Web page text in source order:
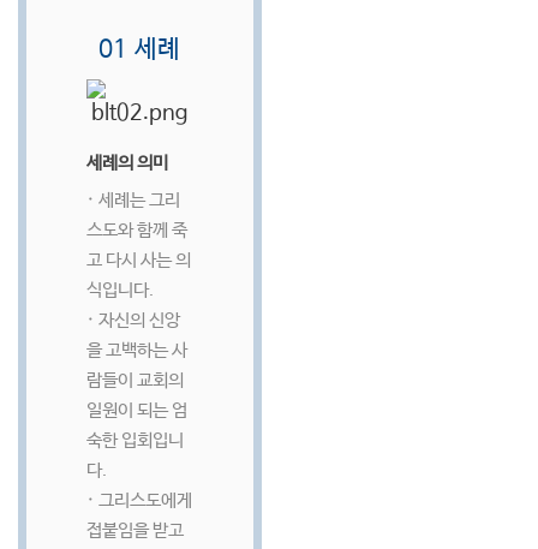
01 세례
세례의 의미
· 세례는 그리
스도와 함께 죽
고 다시 사는 의
식입니다.
· 자신의 신앙
을 고백하는 사
람들이 교회의
일원이 되는 엄
숙한 입회입니
다.
· 그리스도에게
접붙임을 받고